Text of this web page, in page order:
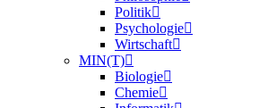
Politik
Psychologie
Wirtschaft
MIN(T)
Biologie
Chemie